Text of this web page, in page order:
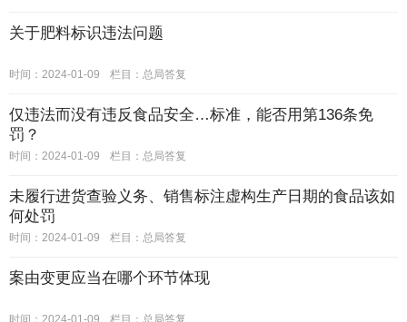
关于肥料标识违法问题
时间：2024-01-09 栏目： 总局答复
仅违法而没有违反食品安全…标准，能否用第136条免
罚？
时间：2024-01-09 栏目： 总局答复
未履行进货查验义务、销售标注虚构生产日期的食品该如
何处罚
时间：2024-01-09 栏目： 总局答复
案由变更应当在哪个环节体现
时间：2024-01-09 栏目： 总局答复